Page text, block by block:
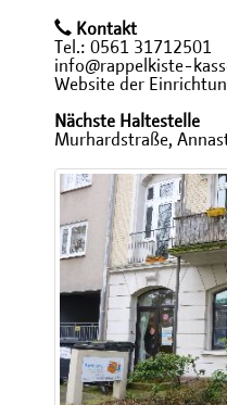
Kontakt
Tel.: 0561 31712501
info@rappelkiste-
Website der
Nächste Haltestelle
Murhardstraße,